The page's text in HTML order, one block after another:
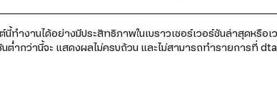
ต์นี้ทำงานได้อย่างมีประสิทธิภาพในเบราวเซอร์เวอร์ชันล่าสุดหรือ
นต่ำกว่านี้จะ แสดงผลไม่ครบถ้วน และไม่สามารถทำรายการที่